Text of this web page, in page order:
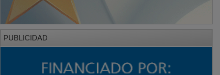
PUBLICIDAD